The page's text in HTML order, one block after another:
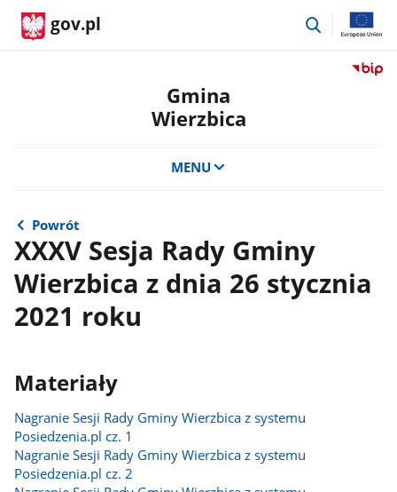
gov.pl
przejdź
Przejdź
Gmina
Wierzbica
MENU
Powrót
XXXV Sesja Rady Gminy
Wierzbica z dnia 26 stycznia
2021 roku
Materiały
Nagranie Sesji Rady Gminy Wierzbica z systemu
Posiedzenia.pl cz. 1
Nagranie Sesji Rady Gminy Wierzbica z systemu
Posiedzenia.pl cz. 2